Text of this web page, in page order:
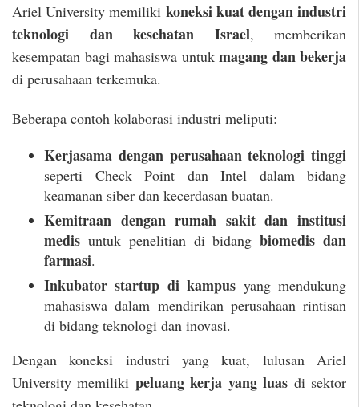
Ariel University memiliki koneksi kuat dengan industri
teknologi dan kesehatan Israel, memberikan
kesempatan bagi mahasiswa untuk magang dan bekerja
di perusahaan terkemuka.
Beberapa contoh kolaborasi industri meliputi:
Kerjasama dengan perusahaan teknologi tinggi
seperti Check Point dan Intel dalam bidang
keamanan siber dan kecerdasan buatan.
Kemitraan dengan rumah sakit dan institusi
medis untuk penelitian di bidangbiomedis dan
farmasi.
Inkubator startup di kampus yang mendukung
mahasiswa dalam mendirikan perusahaan rintisan
di bidang teknologi dan inovasi.
Dengan koneksi industri yang kuat, lulusan Ariel
University memiliki peluang kerja yang luas di sektor